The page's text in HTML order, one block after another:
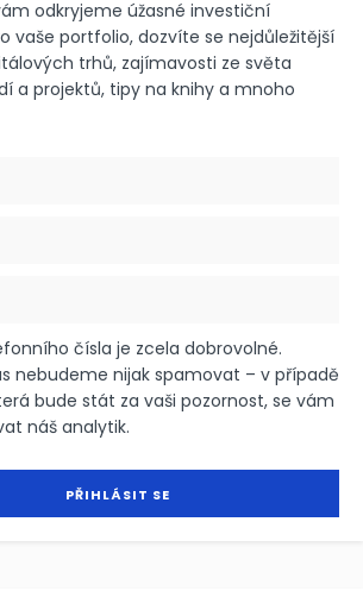
odkryjeme úžasné investiční
vaše portfolio, dozvíte se nejdůležitější
trhů, zajímavosti ze světa
a projektů, tipy na knihy a mnoho
čísla je zcela dobrovolné.
nebudeme nijak spamovat – v případě
bude stát za vaši pozornost, se vám
náš analytik.